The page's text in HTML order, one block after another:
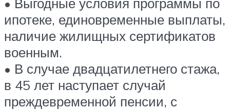
ипотеке, единовременные выплаты,
наличие жилищных сертификатов
военным.
• В случае двадцатилетнего стажа,
в 45 лет наступает случай
преждевременной пенсии, с